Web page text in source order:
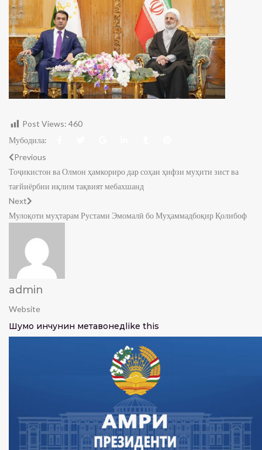
Post Views: 460
Мубодила:
Previous
Тоҷикистон ва Олмон ҳамкориро дар соҳаи ҳифзи муҳити зист ва
тағйиёрбии иқлим тақвият мебахшанд
Next
Мулоқоти муҳтарам Рустами Эмомалӣ бо Муҳаммадбоқир Қолибоф
admin
Website
Шумо инчунин метавонед like this